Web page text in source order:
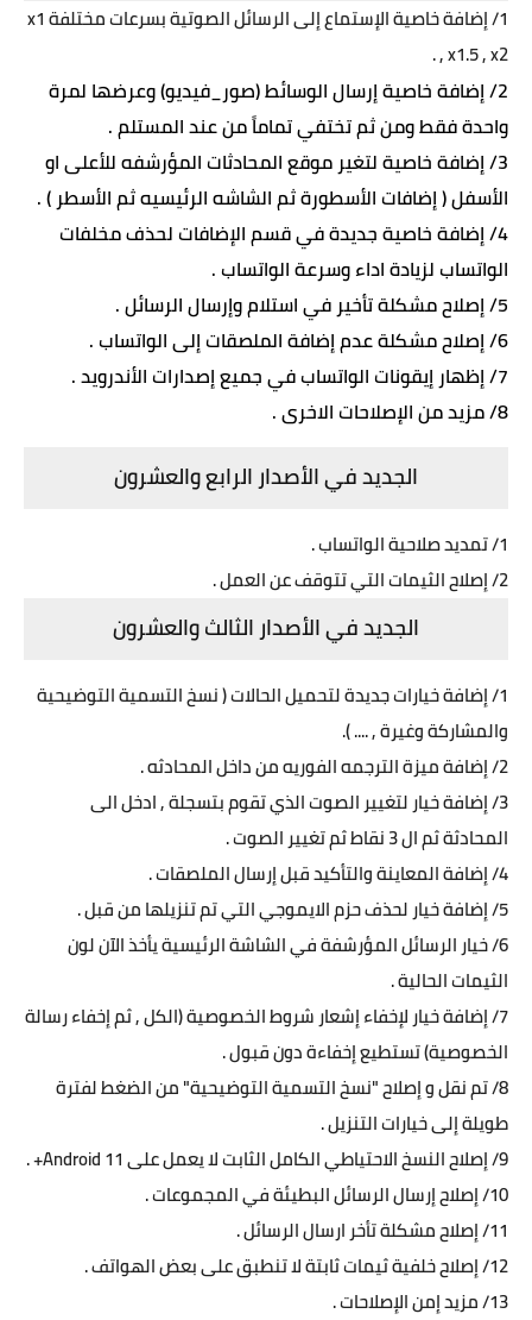
1/ إضافة خاصية الإستماع إلى الرسائل الصوتية بسرعات مختلفة x1
, x1.5 , x2 .
2/ إضافة خاصية إرسال الوسائط (صور_فيديو) وعرضها لمرة
واحدة فقط ومن ثم تختفي تماماً من عند المستلم .
3/ إضافة خاصية لتغير موقع المحادثات المؤرشفه للأعلى او
الأسفل ( إضافات الأسطورة ثم الشاشه الرئيسيه ثم الأسطر ) .
4/ إضافة خاصية جديدة في قسم الإضافات لحذف مخلفات
الواتساب لزيادة اداء وسرعة الواتساب .
5/ إصلاح مشكلة تأخير في استلام وإرسال الرسائل .
6/ إصلاح مشكلة عدم إضافة الملصقات إلى الواتساب .
7/ إظهار إيقونات الواتساب في جميع إصدارات الأندرويد .
8/ مزيد من الإصلاحات الاخرى .
الجديد في الأصدار الرابع والعشرون
1/ تمديد صلاحية الواتساب .
2/ إصلاح الثيمات التي تتوقف عن العمل .
الجديد في الأصدار الثالث والعشرون
1/ إضافة خيارات جديدة لتحميل الحالات ( نسخ التسمية التوضيحية
والمشاركة وغيرة , .... ).
2/ إضافة ميزة الترجمه الفوريه من داخل المحادثه .
3/ إضافة خيار لتغيير الصوت الذي تقوم بتسجلة , ادخل الى
المحادثة ثم ال 3 نقاط ثم تغيير الصوت .
4/ إضافة المعاينة والتأكيد قبل إرسال الملصقات .
5/ إضافة خيار لحذف حزم الايموجي التي تم تنزيلها من قبل .
6/ خيار الرسائل المؤرشفة في الشاشة الرئيسية يأخذ الآن لون
الثيمات الحالية .
7/ إضافة خيار لإخفاء إشعار شروط الخصوصية (الكل , ثم إخفاء رسالة
الخصوصية) تستطيع إخفاءة دون قبول .
8/ تم نقل و إصلاح "نسخ التسمية التوضيحية" من الضغط لفترة
طويلة إلى خيارات التنزيل .
9/ إصلاح النسخ الاحتياطي الكامل الثابت لا يعمل على Android 11+ .
10/ إصلاح إرسال الرسائل البطيئة في المجموعات .
11/ إصلاح مشكلة تأخر ارسال الرسائل .
12/ إصلاح خلفية ثيمات ثابتة لا تنطبق على بعض الهواتف .
13/ مزيد إمن الإصلاحات .